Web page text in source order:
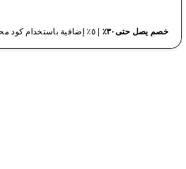
خصم يصل حتى٣٠٪ | ٥٪ إضافية باستخدام كود محدود